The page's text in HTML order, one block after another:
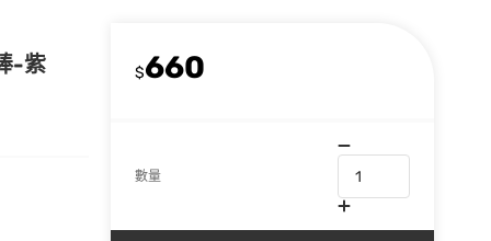
-紫
$660
數量